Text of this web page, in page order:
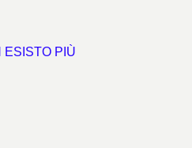
ESISTO PIÙ